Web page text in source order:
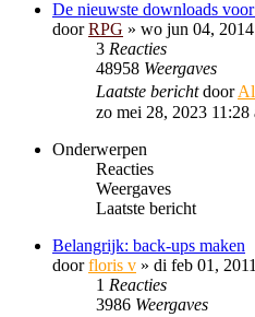
De nieuwste downloads
doorRPG » wo jun 04,
3 Reacties
48958 Weergaves
Laatste berichtdoor
zo mei 28, 2023 11:28
Onderwerpen
Reacties
Weergaves
Laatste bericht
Belangrijk: back-ups maken
doorfloris v » di feb 01,
1 Reacties
3986 Weergaves